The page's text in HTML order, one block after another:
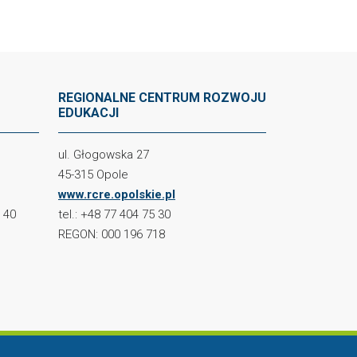
40
REGIONALNE CENTRUM ROZWOJU
EDUKACJI
ul. Głogowska 27
45-315 Opole
www.rcre.opolskie.pl
tel.: +48 77 404 75 30
REGON: 000 196 718